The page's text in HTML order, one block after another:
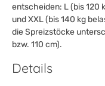
entscheiden: L (bis 120
und XXL (bis 140 kg
die Spreizstöcke
bzw. 110 cm).
Details